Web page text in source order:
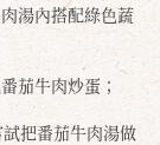
湯內搭配綠色蔬
茄牛肉炒蛋；
把番茄牛肉湯做